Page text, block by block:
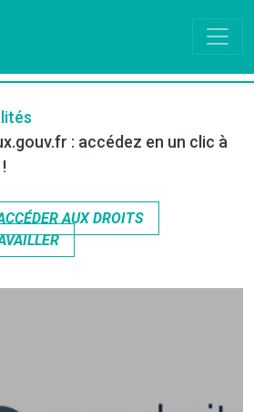
: accédez en un clic à
AUX DROITS